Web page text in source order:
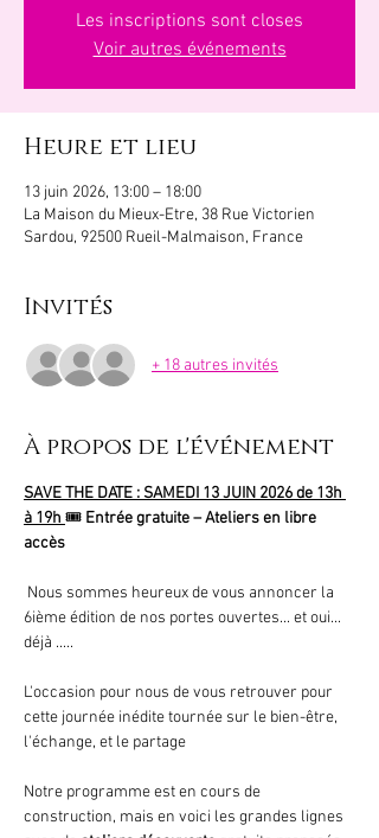
Les inscriptions sont closes
Voir autres événements
Heure et lieu
13 juin 2026, 13:00 – 18:00
La Maison du Mieux-Etre, 38 Rue Victorien
Sardou, 92500 Rueil-Malmaison, France
Invités
+ 18 autres invités
À propos de l'événement
SAVE THE DATE : SAMEDI 13 JUIN 2026 de 13h
à 19h 🎟️ Entrée gratuite – Ateliers en libre
accès
Nous sommes heureux de vous annoncer la
6ième édition de nos portes ouvertes... et oui...
déjà .....
L'occasion pour nous de vous retrouver pour
cette journée inédite tournée sur le bien-être,
l'échange, et le partage
Notre programme est en cours de
construction, mais en voici les grandes lignes